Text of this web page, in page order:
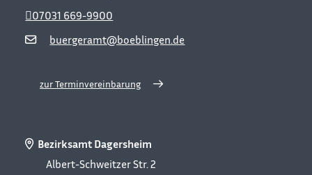
buergeramt@boeblingen.de
07031 669-9900
zur Terminvereinbarung
Bezirksamt Dagersheim
Albert-Schweitzer Str. 2